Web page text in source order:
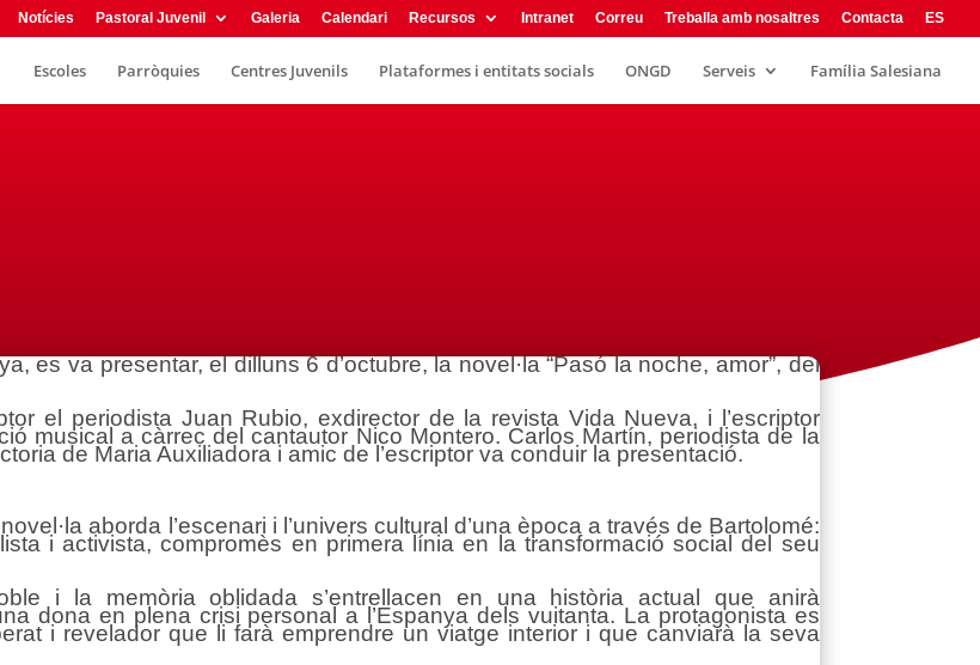
Notícies Pastoral Juvenil Galeria Calendari Recursos Intranet Correu Treballa amb nosaltres Contacta ES
Escoles Parròquies Centres Juvenils Plataformes i entitats socials ONGD Serveis Família Salesiana
es va presentar, el dilluns 6 d’octubre, la novel·la “Pasó la noche, amor”, del
el periodista Juan Rubio, exdirector de la revista Vida Nueva, i l’escriptor
musical a càrrec del cantautor Nico Montero. Carlos Martín, periodista de la
de Maria Auxiliadora i amic de l’escriptor va conduir la presentació.
aborda l’escenari i l’univers cultural d’una època a través de Bartolomé:
i activista, compromès en primera línia en la transformació social del seu
i la memòria oblidada s’entrellacen en una història actual que anirà
dona en plena crisi personal a l’Espanya dels vuitanta. La protagonista es
i revelador que li farà emprendre un viatge interior i que canviarà la seva